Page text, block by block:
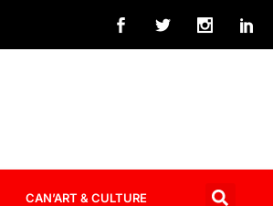
CAN’ART & CULTURE